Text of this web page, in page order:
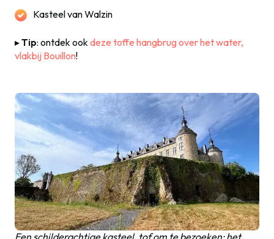
Kasteel van Walzin
▸Tip: ontdek ookdeze toffe hangbrug over het water,
vlakbij Bouillon!
Een schilderachtige kasteel, tof om te bezoeken: het